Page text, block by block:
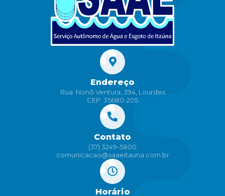
Endereço
Rua: Nonô Ventura, 394, Lourdes
CEP: 35680-205
Contato
(37) 3249-5800
comunicacao@saaeitauna.com.br
Horário